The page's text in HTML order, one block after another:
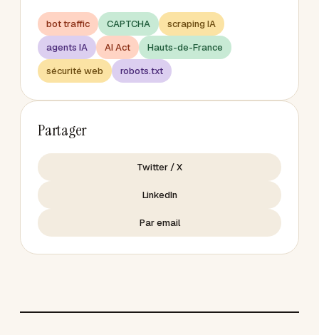
bot traffic CAPTCHA
scraping IA
agents IA
AI Act
Hauts-de-France
sécurité web
robots.txt
Partager
Twitter / X
LinkedIn
Par email